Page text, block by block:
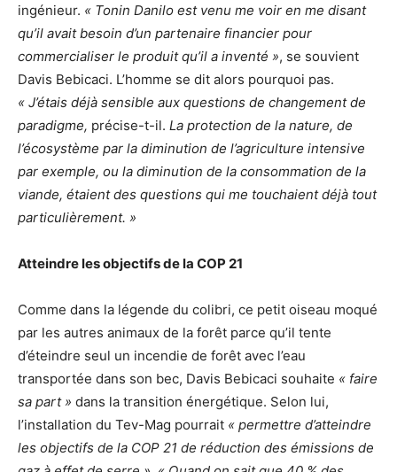
ingénieur. « Tonin Danilo est venu me voir en me disant
qu’il avait besoin d’un partenaire financier pour
commercialiser le produit qu’il a inventé », se souvient
Davis Bebicaci. L’homme se dit alors pourquoi pas.
« J’étais déjà sensible aux questions de changement de
paradigme, précise-t-il. La protection de la nature, de
l’écosystème par la diminution de l’agriculture intensive
par exemple, ou la diminution de la consommation de la
viande, étaient des questions qui me touchaient déjà tout
particulièrement. »
Atteindre les objectifs de la COP 21
Comme dans la légende du colibri, ce petit oiseau moqué
par les autres animaux de la forêt parce qu’il tente
d’éteindre seul un incendie de forêt avec l’eau
transportée dans son bec, Davis Bebicaci souhaite « faire
sa part » dans la transition énergétique. Selon lui,
l’installation du Tev-Mag pourrait « permettre d’atteindre
les objectifs de la COP 21 de réduction des émissions de